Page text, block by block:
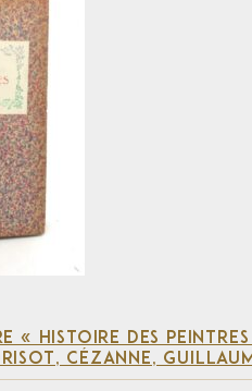
« HISTOIRE DES
CÉZANNE,